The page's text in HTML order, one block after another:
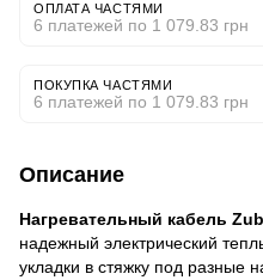
ОПЛАТА ЧАСТЯМИ
6 платежей по 1 079.83 грн
ПОКУПКА ЧАСТЯМИ
6 платежей по 1 079.83 грн
Описание
Нагревательный кабель
надежный электрический
укладки в стяжку под разные